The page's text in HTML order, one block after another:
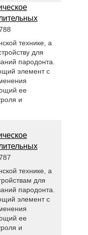
технике, а
для
пародонта.
элемент с
ее
и
технике, а
для
пародонта.
элемент с
ее
и